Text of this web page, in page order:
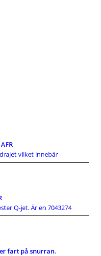
vilket innebär
Q-jet. Är en 7043274
fart på snurran.